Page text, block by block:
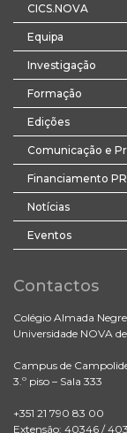
CICS.NOVA
Equipa
Investigação
Formação
Edições
Comunicação e
Financiamento
Notícias
Eventos
Contactos
Colégio Almada
Universidade NOVA
Campus de
3.º piso – Sala 333
+351 21 790 83 00
Extensão: 40346 /